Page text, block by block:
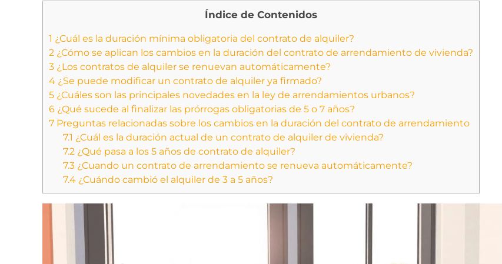
Índice de Contenidos
1 ¿Cuál es la duración mínima obligatoria del contrato de alquiler?
2 ¿Cómo se aplican los cambios en la duración del contrato de arrendamiento de vivienda?
3 ¿Los contratos de alquiler se renuevan automáticamente?
4 ¿Se puede modificar un contrato de alquiler ya firmado?
5 ¿Cuáles son las principales novedades en la ley de arrendamientos urbanos?
6 ¿Qué sucede al finalizar las prórrogas obligatorias de 5 o 7 años?
7 Preguntas relacionadas sobre los cambios en la duración del contrato de arrendamiento
7.1 ¿Cuál es la duración actual de un contrato de alquiler de vivienda?
7.2 ¿Qué pasa a los 5 años de contrato de alquiler?
7.3 ¿Cuando un contrato de arrendamiento se renueva automáticamente?
7.4 ¿Cuándo cambió el alquiler de 3 a 5 años?